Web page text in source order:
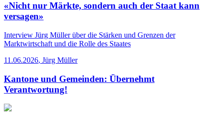
«Nicht nur Märkte, sondern auch der Staat kann
versagen»
Interview Jürg Müller über die Stärken und Grenzen der
Marktwirtschaft und die Rolle des Staates
11.06.2026, Jürg Müller
Kantone und Gemeinden: Übernehmt
Verantwortung!